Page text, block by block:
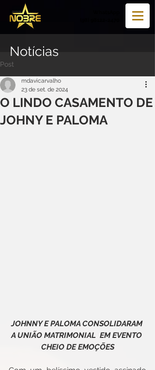
Post
O LINDO CASAMENTO DE
JOHNY E PALOMA
mdavicarvalho
23 de set. de 2024
JOHNNY E PALOMA CONSOLIDARAM
A UNIÃO MATRIMONIAL  EM EVENTO
CHEIO DE EMOÇÕES
Notícias